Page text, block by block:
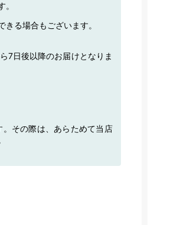
る場合もございます。
7日後以降のお届けとなりま
その際は、あらためて当店